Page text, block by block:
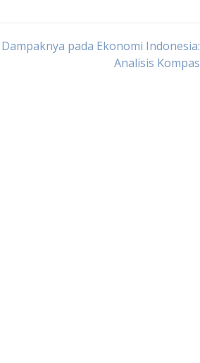
pada Ekonomi Indonesia:
Analisis Kompas